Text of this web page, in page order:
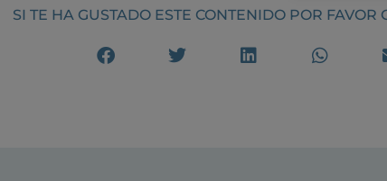
SI TE HA GUSTADO ESTE CONTENIDO POR FAVOR